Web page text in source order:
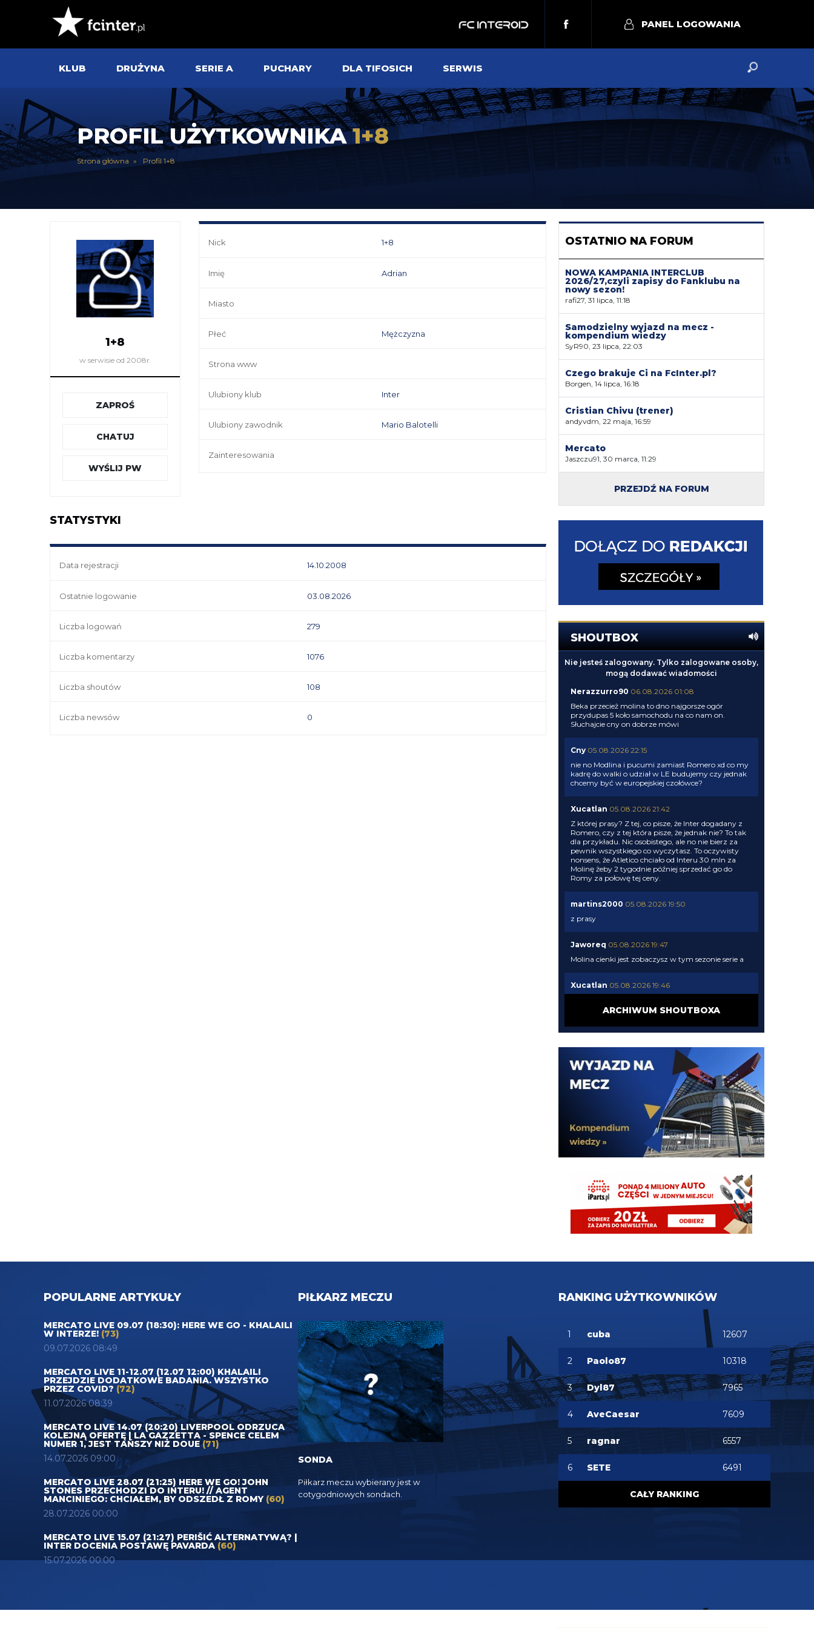
PANEL LOGOWANIA
KLUB DRUŻYNA SERIE A PUCHARY DLA TIFOSICH SERWIS
PROFIL UŻYTKOWNIKA1+8
Strona główna Profil 1+8
1+8
w serwisie od 2008r.
ZAPROŚ
CHATUJ
WYŚLIJ PW
Nick 1+8
Imię Adrian
Miasto
Płeć Mężczyzna
Strona www
Ulubiony klub Inter
Ulubiony zawodnik Mario Balotelli
Zainteresowania
STATYSTYKI
Data rejestracji 14.10.2008
Ostatnie logowanie 03.08.2026
Liczba logowań 279
Liczba komentarzy 1076
Liczba shoutów 108
Liczba newsów 0
OSTATNIO NA FORUM
NOWA KAMPANIA INTERCLUB
2026/27,czyli zapisy do Fanklubu na
nowy sezon!
rafi27, 31 lipca, 11:18
Samodzielny wyjazd na mecz -
kompendium wiedzy
SyR90, 23 lipca, 22:03
Czego brakuje Ci na FcInter.pl?
Borgen, 14 lipca, 16:18
Cristian Chivu (trener)
andyvdm, 22 maja, 16:59
Mercato
Jaszczu91, 30 marca, 11:29
PRZEJDŹ NA FORUM
SHOUTBOX
Nie jesteś zalogowany. Tylko zalogowane osoby,
mogą dodawać wiadomości
Nerazzurro90 06.08.2026 01:08
Beka przecież molina to dno najgorsze ogór
przydupas 5 koło samochodu na co nam on.
Słuchajcie cny on dobrze mówi
Cny 05.08.2026 22:15
nie no Modlina i pucumi zamiast Romero xd co my
kadrę do walki o udział w LE budujemy czy jednak
chcemy być w europejskiej czołówce?
Xucatlan 05.08.2026 21:42
Z której prasy? Z tej, co pisze, że Inter dogadany z
Romero, czy z tej która pisze, że jednak nie? To tak
dla przykładu. Nic osobistego, ale no nie bierz za
pewnik wszystkiego co wyczytasz. To oczywisty
nonsens, że Atletico chciało od Interu 30 mln za
Molinę żeby 2 tygodnie później sprzedać go do
Romy za połowę tej ceny.
martins2000 05.08.2026 19:50
z prasy
Jaworeq 05.08.2026 19:47
Molina cienki jest zobaczysz w tym sezonie serie a
Xucatlan 05.08.2026 19:46
martins2000 05.08.2026 19:45
timon 05.08.2026 19:44
Zarobkami wyszloby podobnie
05.08.2026 19:44
Molina niby za 13mln plus 4 bonusy. Jak mialbym
te 40mln to wolalbym za to wziac dwojke Lucumi-
Molina i mamy kadre gotową
AusilioOut
ragnar 05.08.2026 19:42
Ostatnie dwa sezony połowę opuścił, wcześniej grał
prawie wszystko, o dziwo w pl ostatnie 4 sezony
i by tak czekał do dziś
Ordonez
Klinsi64
05.08.2026 19:41
martins2000 05.08.2026 19:40
Lucumi czeka na Juventus. Carnevali rozmawiał z
Bologna na jego temat kilka godzin temu.
[Romano]
martins2000 05.08.2026 19:40
CONFIRMED: REAL MADRID HAVE IMPROVED
ARCHIWUM SHOUTBOXA
POPULARNE ARTYKUŁY
MERCATO LIVE 09.07 (18:30): HERE WE GO - KHALAILI
W INTERZE! (73)
09.07.2026 08:49
MERCATO LIVE 11-12.07 (12.07 12:00) KHALAILI
PRZEJDZIE DODATKOWE BADANIA. WSZYSTKO
PRZEZ COVID? (72)
11.07.2026 08:39
MERCATO LIVE 14.07 (20:20) LIVERPOOL ODRZUCA
KOLEJNĄ OFERTĘ | LA GAZZETTA - SPENCE CELEM
NUMER 1, JEST TAŃSZY NIŻ DOUE(71)
14.07.2026 09:00
MERCATO LIVE 28.07 (21:25) HERE WE GO! JOHN
STONES PRZECHODZI DO INTERU! // AGENT
MANCINIEGO: CHCIAŁEM, BY ODSZEDŁ Z ROMY (60)
28.07.2026 00:00
MERCATO LIVE 15.07 (21:27) PERIŠIĆ ALTERNATYWĄ? |
INTER DOCENIA POSTAWĘ PAVARDA (60)
15.07.2026 00:00
PIŁKARZ MECZU
SONDA
Piłkarz meczu wybierany jest w
cotygodniowych sondach.
RANKING UŻYTKOWNIKÓW
1 cuba 12607
2 Paolo87 10318
3 Dyl87 7965
4 AveCaesar 7609
5 ragnar 6557
6 SETE 6491
CAŁY RANKING